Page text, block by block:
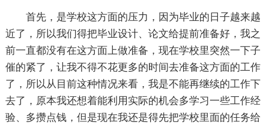
首先，是学校这方面的压力，因为毕业的日子越来越
近了，所以我们得把毕业设计、论文给提前准备好，我之
前一直都没有在这方面上做准备，现在学校里突然一下子
催的紧了，让我不得不花更多的时间去准备这方面的工作
了，所以从目前这种情况来看，我是不能再继续的工作下
去了，原本我还想着能利用实际的机会多学习一些工作经
验、多攒点钱，但是现在我还是得先把学校里面的任务给